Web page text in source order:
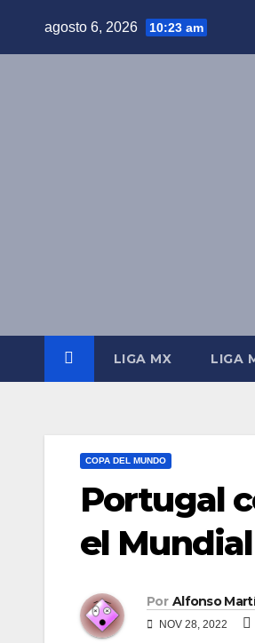
agosto 6, 2026 10:23 am
LIGA MX LIGA
COPA DEL MUNDO
Portugal
el Mundial
Por Alfonso
NOV 28, 2022